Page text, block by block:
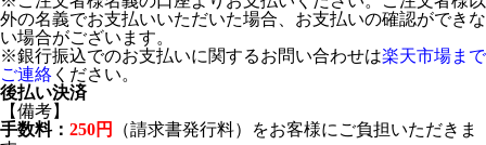
外の名義でお支払いいただいた場合、お支払いの確認ができな
い場合がございます。
※銀行振込でのお支払いに関するお問い合わせは楽天市場まで
ご連絡 ください。
後払い決済
【備考】
手数料： 250円
（請求書発行料）をお客様にご負担いただきま